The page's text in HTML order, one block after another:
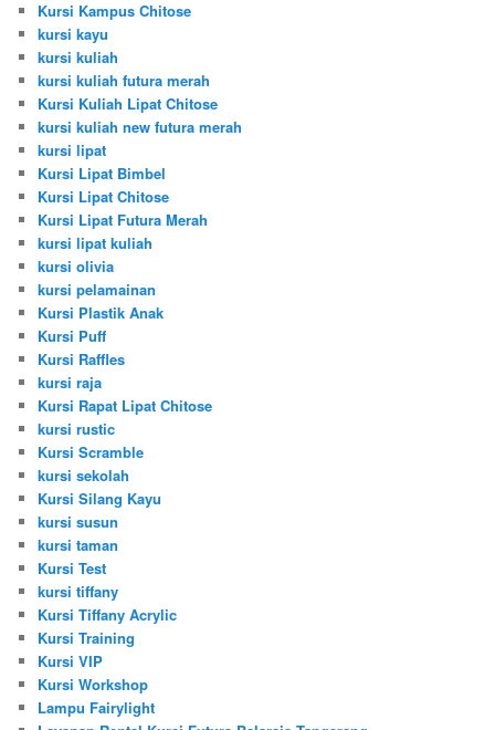
Kursi Kampus Chitose
kursi kayu
kursi kuliah
kursi kuliah futura merah
Kursi Kuliah Lipat Chitose
kursi kuliah new futura merah
kursi lipat
Kursi Lipat Bimbel
Kursi Lipat Chitose
Kursi Lipat Futura Merah
kursi lipat kuliah
kursi olivia
kursi pelamainan
Kursi Plastik Anak
Kursi Puff
Kursi Raffles
kursi raja
Kursi Rapat Lipat Chitose
kursi rustic
Kursi Scramble
kursi sekolah
Kursi Silang Kayu
kursi susun
kursi taman
Kursi Test
kursi tiffany
Kursi Tiffany Acrylic
Kursi Training
Kursi VIP
Kursi Workshop
Lampu Fairylight